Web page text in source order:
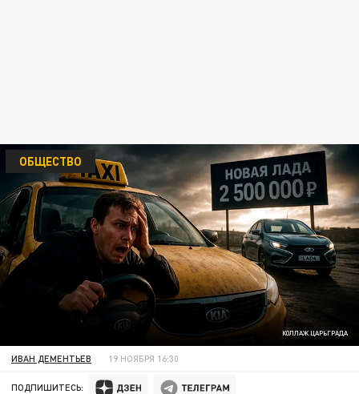
КОЛЛАЖ ЦАРЬГРАДА
ОБЩЕСТВО
ИВАН ДЕМЕНТЬЕВ 19 НОЯБРЯ 16:30
ПОДПИШИТЕСЬ: